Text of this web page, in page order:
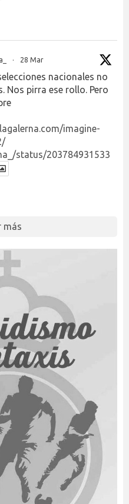
· 28 Mar
nacionales no
Nos pirra ese rollo. Pero
imagine-
status/203784931533
más